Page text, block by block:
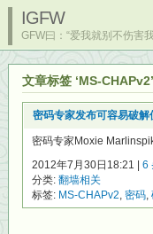
IGFW
GFW曰：“爱我就别不伤害
文章标签 ‘MS-CHAPv2’
密码专家发布可容易破
密码专家Moxie
2012年7月30日18:21 | 6
分类: 翻墙相关
标签: MS-CHAPv2, 密码,